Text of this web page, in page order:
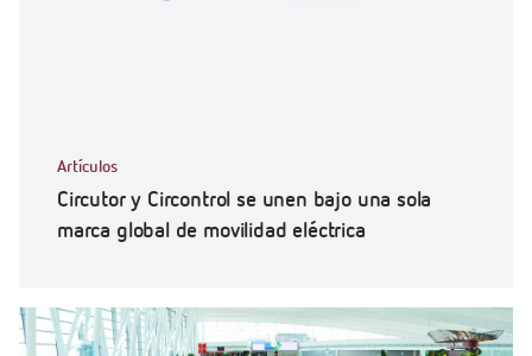
Artículos
Circutor y Circontrol se unen bajo una sola
marca global de movilidad eléctrica